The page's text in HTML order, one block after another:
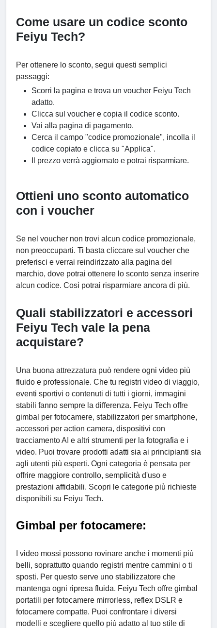
Come usare un codice sconto
Feiyu Tech?
Per ottenere lo sconto, segui questi semplici
passaggi:
Scorri la pagina e trova un voucher Feiyu Tech
adatto.
Clicca sul voucher e copia il codice sconto.
Vai alla pagina di pagamento.
Cerca il campo "codice promozionale", incolla il
codice copiato e clicca su "Applica".
Il prezzo verrà aggiornato e potrai risparmiare.
Ottieni uno sconto automatico
con i voucher
Se nel voucher non trovi alcun codice promozionale,
non preoccuparti. Ti basta cliccare sul voucher che
preferisci e verrai reindirizzato alla pagina del
marchio, dove potrai ottenere lo sconto senza inserire
alcun codice. Così potrai risparmiare ancora di più.
Quali stabilizzatori e accessori
Feiyu Tech vale la pena
acquistare?
Una buona attrezzatura può rendere ogni video più
fluido e professionale. Che tu registri video di viaggio,
eventi sportivi o contenuti di tutti i giorni, immagini
stabili fanno sempre la differenza. Feiyu Tech offre
gimbal per fotocamere, stabilizzatori per smartphone,
accessori per action camera, dispositivi con
tracciamento AI e altri strumenti per la fotografia e i
video. Puoi trovare prodotti adatti sia ai principianti sia
agli utenti più esperti. Ogni categoria è pensata per
offrire maggiore controllo, semplicità d'uso e
prestazioni affidabili. Scopri le categorie più richieste
disponibili su Feiyu Tech.
Gimbal per fotocamere:
I video mossi possono rovinare anche i momenti più
belli, soprattutto quando registri mentre cammini o ti
sposti. Per questo serve uno stabilizzatore che
mantenga ogni ripresa fluida. Feiyu Tech offre gimbal
portatili per fotocamere mirrorless, reflex DSLR e
fotocamere compatte. Puoi confrontare i diversi
modelli e scegliere quello più adatto al tuo stile di